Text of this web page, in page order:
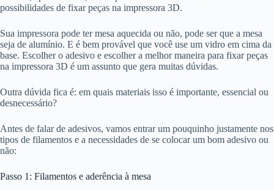
possibilidades de fixar peças na impressora 3D.
Sua impressora pode ter mesa aquecida ou não, pode ser que a mesa
seja de alumínio. E é bem provável que você use um vidro em cima da
base. Escolher o adesivo e escolher a melhor maneira para fixar peças
na impressora 3D é um assunto que gera muitas dúvidas.
Outra dúvida fica é: em quais materiais isso é importante, essencial ou
desnecessário?
Antes de falar de adesivos, vamos entrar um pouquinho justamente nos
tipos de filamentos e a necessidades de se colocar um bom adesivo ou
não:
Passo 1: Filamentos e aderência à mesa